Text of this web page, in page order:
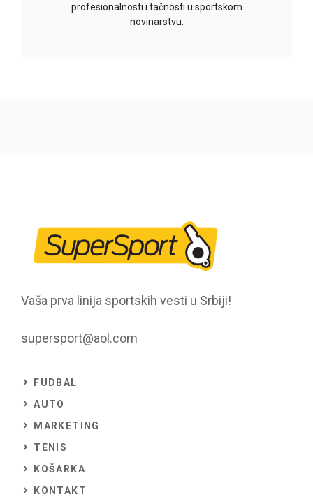
profesionalnosti i tačnosti u sportskom
novinarstvu.
Vaša prva linija sportskih vesti u Srbiji!
supersport@aol.com
FUDBAL
AUTO
MARKETING
TENIS
KOŠARKA
KONTAKT